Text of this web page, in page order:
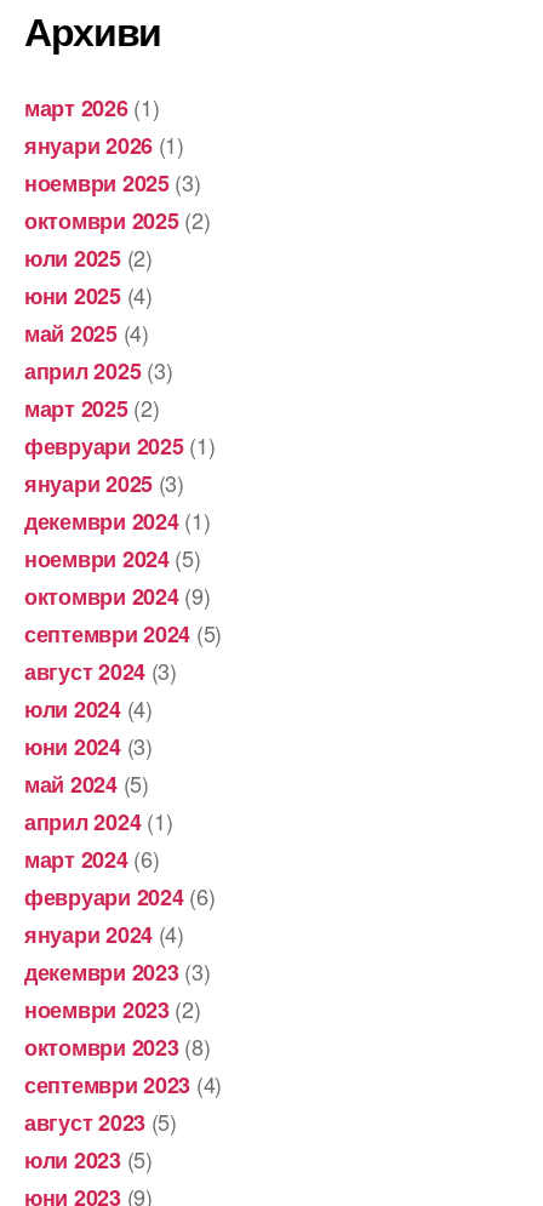
Архиви
март 2026(1)
януари 2026 (1)
ноември 2025(3)
октомври 2025(2)
юли 2025(2)
юни 2025(4)
май 2025(4)
април 2025(3)
март 2025(2)
февруари 2025(1)
януари 2025 (3)
декември 2024(1)
ноември 2024(5)
октомври 2024(9)
септември 2024 (5)
август 2024 (3)
юли 2024(4)
юни 2024(3)
май 2024(5)
април 2024(1)
март 2024(6)
февруари 2024(6)
януари 2024 (4)
декември 2023(3)
ноември 2023(2)
октомври 2023(8)
септември 2023 (4)
август 2023 (5)
юли 2023(5)
юни 2023(9)